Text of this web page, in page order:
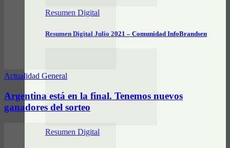
Resumen Digital
Resumen Digital Julio 2021 – Comunidad InfoBrandsen
Resumen Digital
Actualidad General
Argentina está en la final. Tenemos nuevos
ganadores del sorteo